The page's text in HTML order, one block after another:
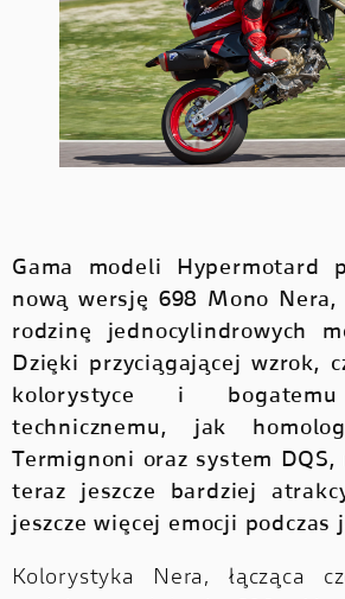
Gama modeli Hypermotard
nową wersję 698 Mono Nera,
rodzinę jednocylindrowych
Dzięki przyciągającej wzrok,
kolorystyce i bogatemu
technicznemu, jak
Termignoni oraz system
teraz jeszcze bardziej
jeszcze więcej emocji podczas
Kolorystyka Nera, łącząca